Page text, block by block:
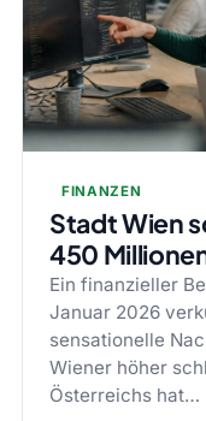
FINANZEN
Stadt Wien
450
Ein finanzieller
Januar 2026
sensationelle
Wiener höher
Österreichs hat…